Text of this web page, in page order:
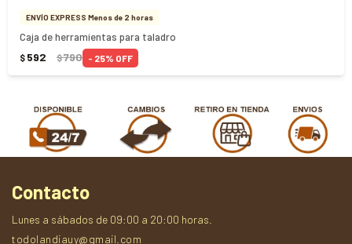
ENVÍO EXPRESS Menos de 2 horas
Caja de herramientas para taladro
$ 592 $790 25
Contacto
Lunes a sábados de 09:00 a 20:00 horas.
todolandiauy@gmail.com